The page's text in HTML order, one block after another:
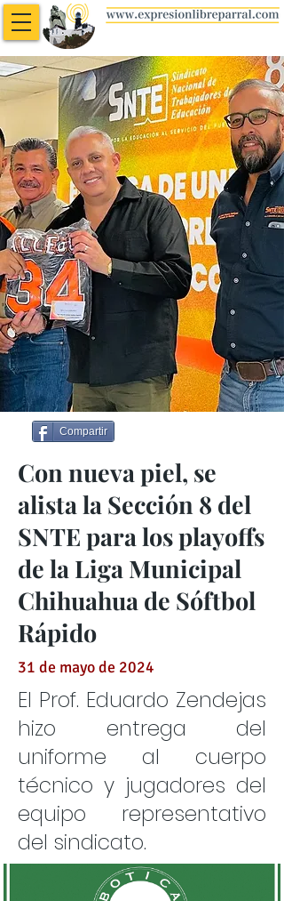
Compartir
Con nueva piel, se
alista la Sección 8 del
SNTE para los playoffs
de la Liga Municipal
Chihuahua de Sóftbol
Rápido
31 de mayo de 2024
El Prof. Eduardo Zendejas
hizo entrega del
uniforme al cuerpo
técnico y jugadores del
equipo representativo
del sindicato.